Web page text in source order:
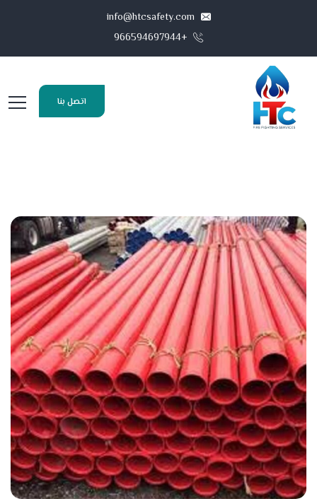
+966594697944
اتصل بنا